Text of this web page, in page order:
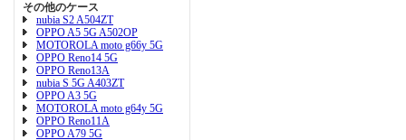
その他のケース
nubia S2 A504ZT
OPPO A5 5G A502OP
MOTOROLA moto g66y 5G
OPPO Reno14 5G
OPPO Reno13A
nubia S 5G A403ZT
OPPO A3 5G
MOTOROLA moto g64y 5G
OPPO Reno11A
OPPO A79 5G